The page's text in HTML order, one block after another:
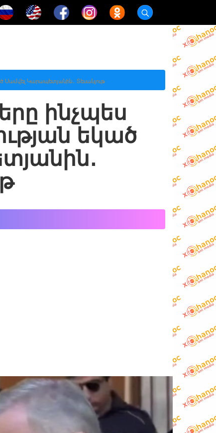
Սամվել Կարապետյանին․ Տեսանյութ
ինչպես
եկած